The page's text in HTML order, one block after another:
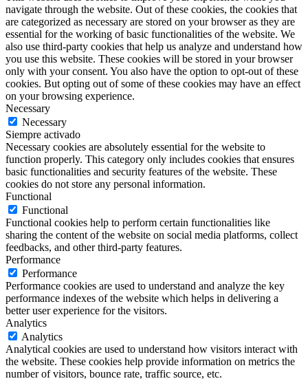
navigate through the website. Out of these cookies, the cookies that
are categorized as necessary are stored on your browser as they are
essential for the working of basic functionalities of the website. We
also use third-party cookies that help us analyze and understand how
you use this website. These cookies will be stored in your browser
only with your consent. You also have the option to opt-out of these
cookies. But opting out of some of these cookies may have an effect
on your browsing experience.
Necessary
Necessary
Siempre activado
Necessary cookies are absolutely essential for the website to
function properly. This category only includes cookies that ensures
basic functionalities and security features of the website. These
cookies do not store any personal information.
Functional
Functional
Functional cookies help to perform certain functionalities like
sharing the content of the website on social media platforms, collect
feedbacks, and other third-party features.
Performance
Performance
Performance cookies are used to understand and analyze the key
performance indexes of the website which helps in delivering a
better user experience for the visitors.
Analytics
Analytics
Analytical cookies are used to understand how visitors interact with
the website. These cookies help provide information on metrics the
number of visitors, bounce rate, traffic source, etc.